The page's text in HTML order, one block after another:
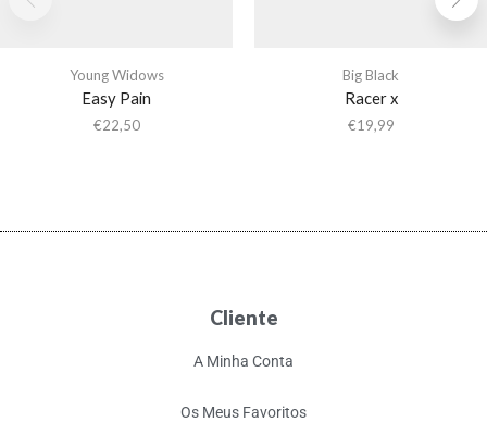
Young Widows
Easy Pain
€22,50
Big Black
Racer x
€19,99
Cliente
A Minha Conta
Os Meus Favoritos